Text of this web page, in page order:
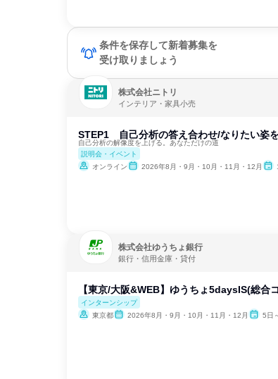
条件を保存して新着募集を
受け取りましょう
株式会社ニトリ
インテリア・家具小売
STEP1 自己分析の答え合わせ/なりたい姿
自己分析の解像度を上げる。あなただけの道
説明会・イベント
オンライン
2026年8月・9月・10月・11月・12月
株式会社ゆうちょ銀行
銀行・信用金庫・貸付
【東京/大阪&WEB】ゆうちょ5daysIS(総合
インターンシップ
東京都
2026年8月・9月・10月・11月・12月 5日